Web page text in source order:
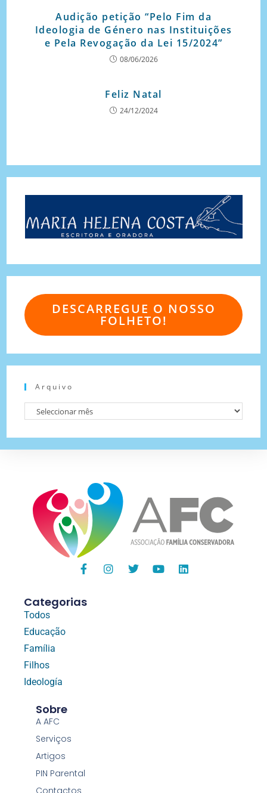
Audição petição “Pelo Fim da
Ideologia de Género nas Instituições
e Pela Revogação da Lei 15/2024”
08/06/2026
Feliz Natal
24/12/2024
DESCARREGUE O NOSSO
FOLHETO!
Arquivo
Categorias
Todos
Educação
Família
Filhos
Ideología
Sobre
A AFC
Serviços
Artigos
PIN Parental